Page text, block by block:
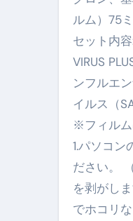
ルム）75
セット内
VIRUS
ンフルエ
イルス（
※フィル
1.パソコ
ださい。
を剥がし
でホコリ